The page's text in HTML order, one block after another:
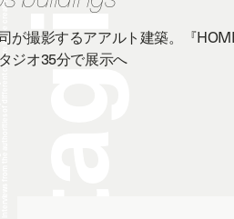
portraits,
interviews from the authorities of different culture in the creative industry.が撮影するアアルト建築。『
ジオ35分で展示へ